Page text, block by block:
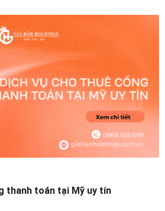
thanh toán tại Mỹ uy tín